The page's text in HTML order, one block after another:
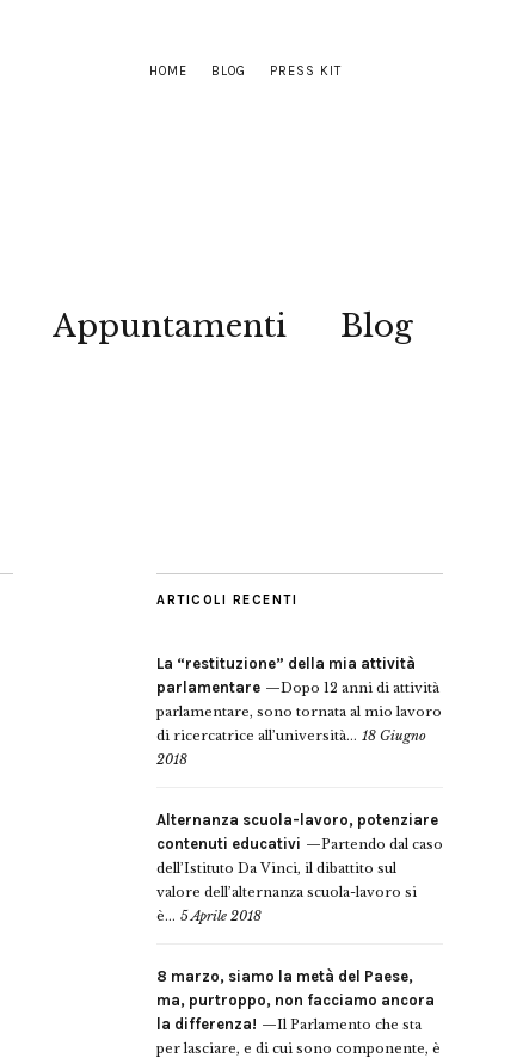
HOME BLOG PRESS KIT
Appuntamenti Blog
ARTICOLI RECENTI
La “restituzione” della mia attività
parlamentare
Dopo 12 anni di attività
parlamentare, sono tornata al mio lavoro
di ricercatrice all’università... 18 Giugno
2018
Alternanza scuola-lavoro, potenziare
contenuti educativi
Partendo dal caso
dell’Istituto Da Vinci, il dibattito sul
valore dell’alternanza scuola-lavoro si
è... 5 Aprile 2018
8 marzo, siamo la metà del Paese,
ma, purtroppo, non facciamo ancora
la differenza!
Il Parlamento che sta
per lasciare, e di cui sono componente, è